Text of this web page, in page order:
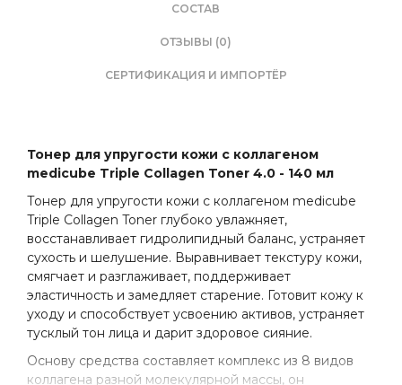
СОСТАВ
ОТЗЫВЫ (0)
СЕРТИФИКАЦИЯ И ИМПОРТЁР
Тонер для упругости кожи с коллагеном
medicube Triple Collagen Toner 4.0 - 140 мл
Тонер для упругости кожи с коллагеном medicube
Triple Collagen Toner глубоко увлажняет,
восстанавливает гидролипидный баланс, устраняет
сухость и шелушение. Выравнивает текстуру кожи,
смягчает и разглаживает, поддерживает
эластичность и замедляет старение. Готовит кожу к
уходу и способствует усвоению активов, устраняет
тусклый тон лица и дарит здоровое сияние.
Основу средства составляет комплекс из 8 видов
коллагена разной молекулярной массы, он